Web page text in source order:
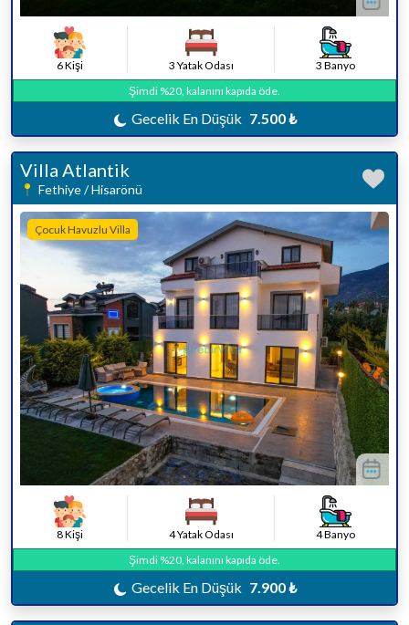
6 Kişi 3 Yatak Odası
3 Banyo
Şimdi %20, kalanını kapıda öde.
Gecelik En Düşük 7.500 ₺
Villa Atlantik
Fethiye / Hisarönü
Çocuk Havuzlu Villa
8 Kişi 4 Yatak Odası
4 Banyo
Şimdi %20, kalanını kapıda öde.
Gecelik En Düşük 7.900 ₺